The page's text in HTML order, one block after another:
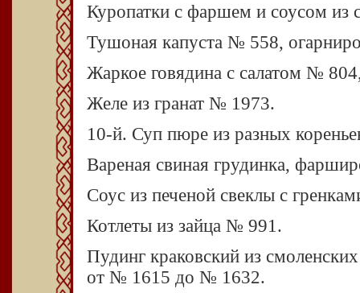
Куропатки с фаршем и соусом из
Тушоная капуста № 558,
Жаркое говядина с салатом №
Желе из гранат № 1973.
10-й. Суп пюре из разных
Вареная свиная грудинка,
Соус из печеной свеклы с
Котлеты из зайца № 991.
Пудинг краковский из
от № 1615 до № 1632.